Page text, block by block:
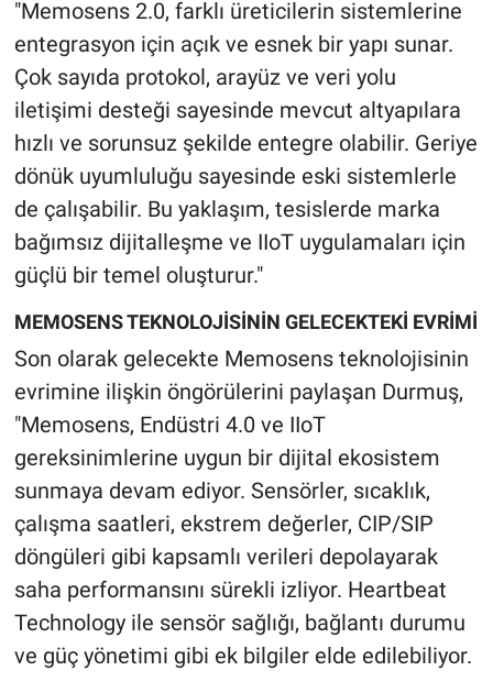
"Memosens 2.0, farklı üreticilerin sistemlerine
entegrasyon için açık ve esnek bir yapı sunar.
Çok sayıda protokol, arayüz ve veri yolu
iletişimi desteği sayesinde mevcut altyapılara
hızlı ve sorunsuz şekilde entegre olabilir. Geriye
dönük uyumluluğu sayesinde eski sistemlerle
de çalışabilir. Bu yaklaşım, tesislerde marka
bağımsız dijitalleşme ve IIoT uygulamaları için
güçlü bir temel oluşturur."
MEMOSENS TEKNOLOJİSİNİN GELECEKTEKİ EVRİMİ
Son olarak gelecekte Memosens teknolojisinin
evrimine ilişkin öngörülerini paylaşan Durmuş,
"Memosens, Endüstri 4.0 ve IIoT
gereksinimlerine uygun bir dijital ekosistem
sunmaya devam ediyor. Sensörler, sıcaklık,
çalışma saatleri, ekstrem değerler, CIP/SIP
döngüleri gibi kapsamlı verileri depolayarak
saha performansını sürekli izliyor. Heartbeat
Technology ile sensör sağlığı, bağlantı durumu
ve güç yönetimi gibi ek bilgiler elde edilebiliyor.